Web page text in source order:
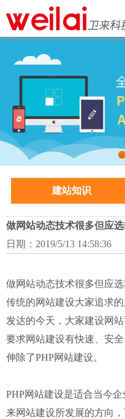
1
建站知识
做网站动态技术很多但应
日期：2019/5/13 14:58:36
做网站动态技术很多但应
传统的网站建设大家追求
发达的今天，大家建设网
要求网站建设有快速、安
伸除了PHP网站建设。
PHP网站建设是适合当今
来网站建设所发展的方向